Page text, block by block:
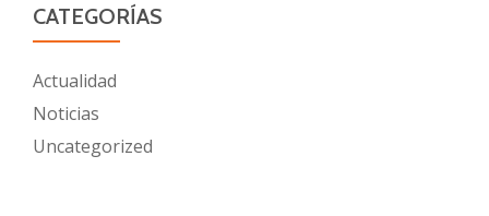
CATEGORÍAS
Actualidad
Noticias
Uncategorized